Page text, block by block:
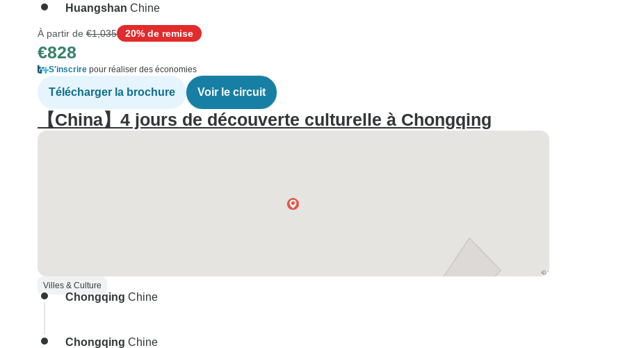
Huangshan Chine
À partir de €1,035 20% de remise
€828
S'inscrire pour réaliser des économies
Télécharger la brochure Voir le circuit
【China】4 jours de découverte culturelle à Chongqing
Villes & Culture
Chongqing Chine
Chongqing Chine